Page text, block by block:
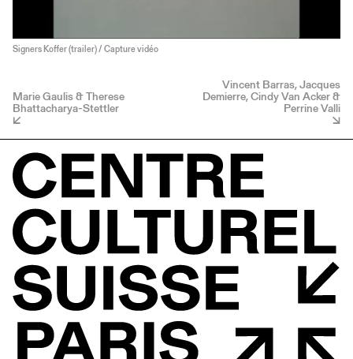
Signers Koffer (trailer) / Capture vidéo
Marie Gaulis & Therese
Bhattacharya-Stettler
Vincent Barras, Jacques
Demierre, Cindy Van Acker &
Perrine Valli